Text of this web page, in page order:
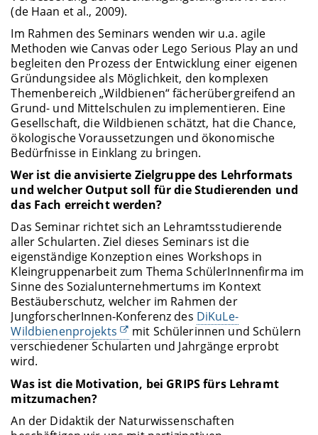
(de Haan et al., 2009).
Im Rahmen des Seminars wenden wir u.a. agile
Methoden wie Canvas oder Lego Serious Play an und
begleiten den Prozess der Entwicklung einer eigenen
Gründungsidee als Möglichkeit, den komplexen
Themenbereich „Wildbienen“ fächerübergreifend an
Grund- und Mittelschulen zu implementieren. Eine
Gesellschaft, die Wildbienen schätzt, hat die Chance,
ökologische Voraussetzungen und ökonomische
Bedürfnisse in Einklang zu bringen.
Wer ist die anvisierte Zielgruppe des Lehrformats
und welcher Output soll für die Studierenden und
das Fach erreicht werden?
Das Seminar richtet sich an Lehramtsstudierende
aller Schularten. Ziel dieses Seminars ist die
eigenständige Konzeption eines Workshops in
Kleingruppenarbeit zum Thema SchülerInnenfirma im
Sinne des Sozialunternehmertums im Kontext
Bestäuberschutz, welcher im Rahmen der
JungforscherInnen-Konferenz des DiKuLe-
Wildbienenprojekts
mit Schülerinnen und Schülern
verschiedener Schularten und Jahrgänge erprobt
wird.
Was ist die Motivation, bei GRIPS fürs Lehramt
mitzumachen?
An der Didaktik der Naturwissenschaften